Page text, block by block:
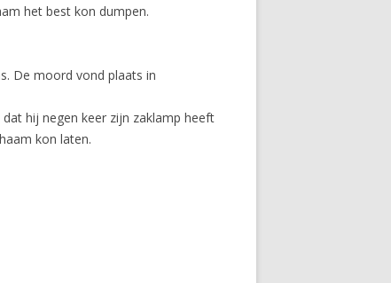
het best kon dumpen.
De moord vond plaats in
hij negen keer zijn zaklamp heeft
kon laten.